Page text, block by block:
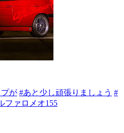
が #あと少し頑張りましょう #
ファロメオ155